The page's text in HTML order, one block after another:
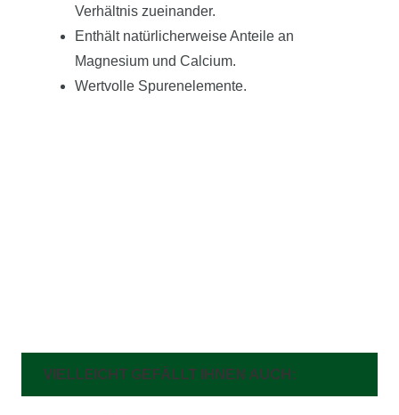
Verhältnis zueinander.
Enthält natürlicherweise Anteile an
Magnesium und Calcium.
Wertvolle Spurenelemente.
VIELLEICHT GEFÄLLT IHNEN AUCH: